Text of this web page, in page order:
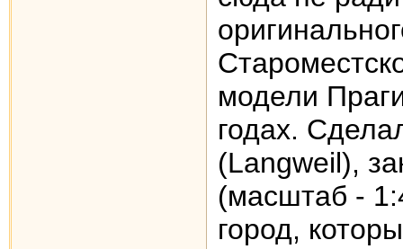
модели
годах.
(Langweil),
(масштаб -
город,